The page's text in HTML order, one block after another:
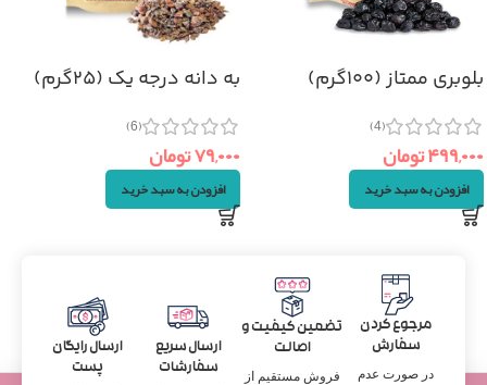
بلوبری ممتاز (۱۰۰گرم)
(4)
۴۹۹,۰۰۰تومان
افزودن به سبد خرید
به دانه درجه یک (۲۵گرم)
(6)
۷۹,۰۰۰تومان
افزودن به سبد خرید
مرجوع کردن
سفارش
در صورت عدم
تضمین کیفیت و
اصالت
فروش مستقیم از
ارسال سریع
سفارشات
ارسال رایگان
پست